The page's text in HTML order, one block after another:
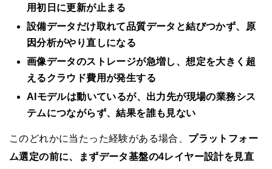
用初日に更新が止まる
設備データだけ取れて品質データと結びつかず、原
因分析がやり直しになる
画像データのストレージが急増し、想定を大きく超
えるクラウド費用が発生する
AIモデルは動いているが、出力先が現場の業務シス
テムにつながらず、結果を誰も見ない
このどれかに当たった経験がある場合、 プラットフォー
ム選定の前に、まずデータ基盤の4レイヤー設計を見直